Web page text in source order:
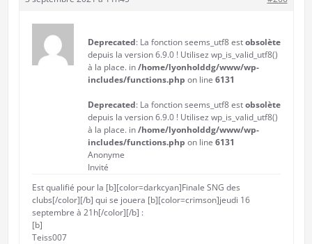
Deprecated: La fonction seems_utf8 estobsolète
depuis la version 6.9.0 ! Utilisez wp_is_valid_utf8()
à la place. in/home/lyonholddg/www/wp-
includes/functions.php on line 6131
Deprecated: La fonction seems_utf8 estobsolète
depuis la version 6.9.0 ! Utilisez wp_is_valid_utf8()
à la place. in/home/lyonholddg/www/wp-
includes/functions.php on line 6131
Anonyme
Invité
Est qualifié pour la [b][color=darkcyan]Finale SNG des
clubs[/color][/b] qui se jouera [b][color=crimson]jeudi 16
septembre à 21h[/color][/b] :
[b]
Teiss007